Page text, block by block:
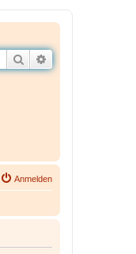
Suche
Anmelden